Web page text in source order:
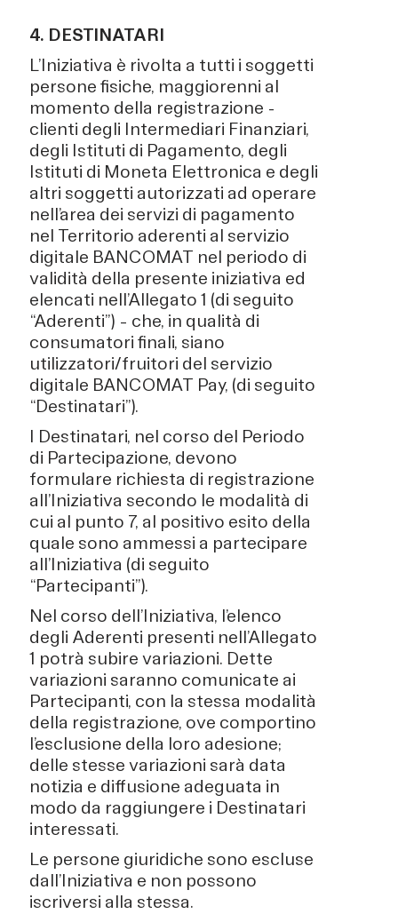
4. DESTINATARI
L’Iniziativa è rivolta a tutti i soggetti
persone fisiche, maggiorenni al
momento della registrazione -
clienti degli Intermediari Finanziari,
degli Istituti di Pagamento, degli
Istituti di Moneta Elettronica e degli
altri soggetti autorizzati ad operare
nell’area dei servizi di pagamento
nel Territorio aderenti al servizio
digitale BANCOMAT nel periodo di
validità della presente iniziativa ed
elencati nell’Allegato 1 (di seguito
“Aderenti”) – che, in qualità di
consumatori finali, siano
utilizzatori/fruitori del servizio
digitale BANCOMAT Pay, (di seguito
“Destinatari”).
I Destinatari, nel corso del Periodo
di Partecipazione, devono
formulare richiesta di registrazione
all’Iniziativa secondo le modalità di
cui al punto 7, al positivo esito della
quale sono ammessi a partecipare
all’Iniziativa (di seguito
“Partecipanti”).
Nel corso dell’Iniziativa, l’elenco
degli Aderenti presenti nell’Allegato
1 potrà subire variazioni. Dette
variazioni saranno comunicate ai
Partecipanti, con la stessa modalità
della registrazione, ove comportino
l’esclusione della loro adesione;
delle stesse variazioni sarà data
notizia e diffusione adeguata in
modo da raggiungere i Destinatari
interessati.
Le persone giuridiche sono escluse
dall’Iniziativa e non possono
iscriversi alla stessa.